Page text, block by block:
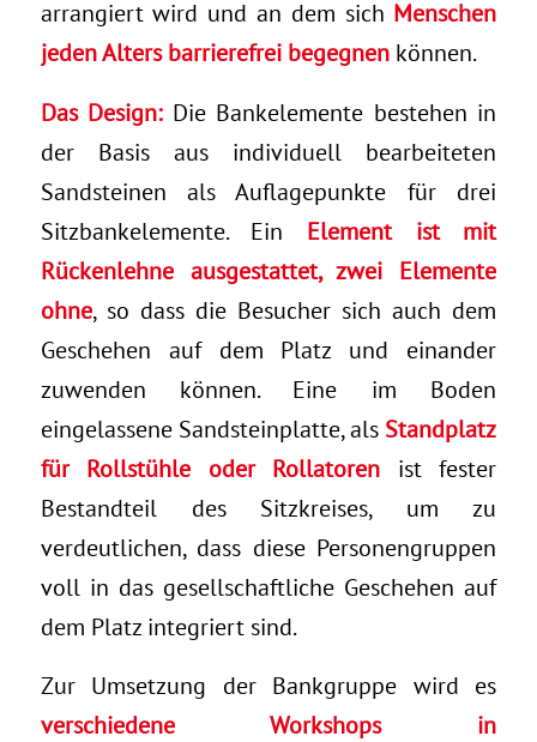
arrangiert wird und an dem sich Menschen
jeden Alters barrierefrei begegnenkönnen.
Das Design:Die Bankelemente bestehen in
der Basis aus individuell bearbeiteten
Sandsteinen als Auflagepunkte für drei
Sitzbankelemente. Ein Element ist mit
Rückenlehne ausgestattet, zwei Elemente
ohne, so dass die Besucher sich auch dem
Geschehen auf dem Platz und einander
zuwenden können. Eine im Boden
eingelassene Sandsteinplatte, als Standplatz
für Rollstühle oder Rollatoren ist fester
Bestandteil des Sitzkreises, um zu
verdeutlichen, dass diese Personengruppen
voll in das gesellschaftliche Geschehen auf
dem Platz integriert sind.
Zur Umsetzung der Bankgruppe wird es
verschiedene Workshops in